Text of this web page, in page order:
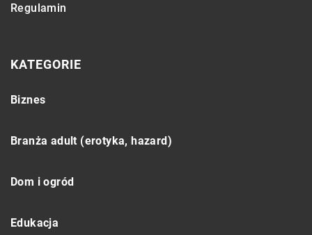
Regulamin
KATEGORIE
Biznes
Branża adult (erotyka, hazard)
Dom i ogród
Edukacja